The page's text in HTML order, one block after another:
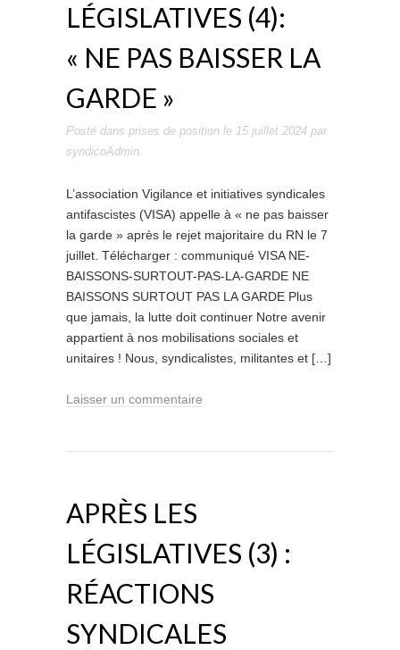
LÉGISLATIVES (4):
« NE PAS BAISSER LA
GARDE »
Posté dans prises de position le 15 juillet 2024 par
syndicoAdmin.
L’association Vigilance et initiatives syndicales
antifascistes (VISA) appelle à « ne pas baisser
la garde » après le rejet majoritaire du RN le 7
juillet. Télécharger : communiqué VISA NE-
BAISSONS-SURTOUT-PAS-LA-GARDE NE
BAISSONS SURTOUT PAS LA GARDE Plus
que jamais, la lutte doit continuer Notre avenir
appartient à nos mobilisations sociales et
unitaires ! Nous, syndicalistes, militantes et […]
Laisser un commentaire
APRÈS LES
LÉGISLATIVES (3) :
RÉACTIONS
SYNDICALES